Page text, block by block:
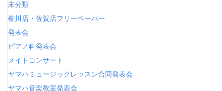
未分類
柳川店・佐賀店フリーペーパー
発表会
ピアノ科発表会
メイトコンサート
ヤマハミュージックレッスン合同発表会
ヤマハ音楽教室発表会